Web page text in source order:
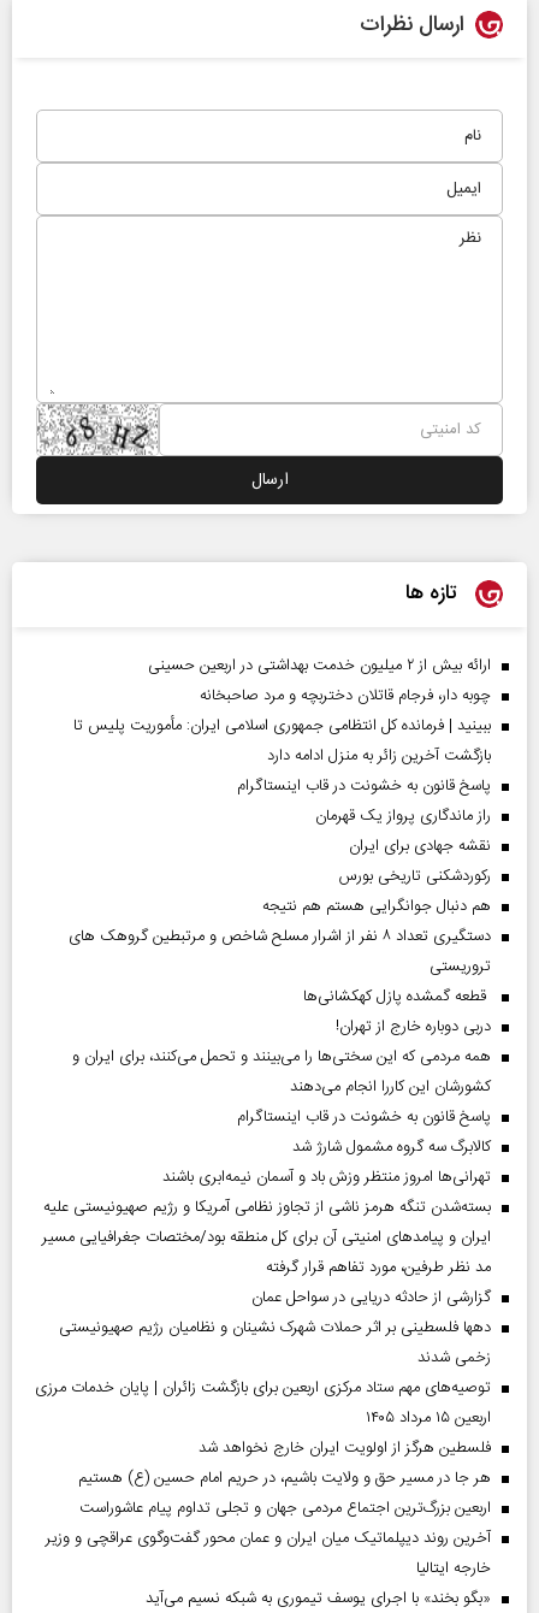
ارسال نظرات
تازه ها
ارائه بیش از ۲ میلیون خدمت بهداشتی در اربعین حسینی
چوبه دار، فرجام قاتلان دختربچه و مرد صاحبخانه
ببینید | فرمانده کل انتظامی جمهوری اسلامی ایران­: مأموریت پلیس تا
بازگشت آخرین زائر به منزل ادامه دارد
پاسخ قانون به خشونت در قاب اینستاگرام
راز ماندگاری پرواز یک قهرمان
نقشه جهادی برای ایران
رکوردشکنی تاریخی بورس
هم دنبال جوانگرایی هستم هم نتیجه
دستگیری تعداد ۸ نفر از اشرار مسلح شاخص و مرتبطین گروهک های
تروریستی
قطعه گمشده پازل کهکشانی‌ها
دربی دوباره خارج از تهران!
همه مردمی که این سختی‌ها را می‌بینند و تحمل می‌کنند، برای ایران و
کشورشان این کاررا انجام می‌دهند
پاسخ قانون به خشونت در قاب اینستاگرام
کالابرگ سه گروه مشمول شارژ شد
تهرانی‌ها امروز منتظر وزش باد و آسمان نیمه‌ابری باشند
بسته‌شدن تنگه هرمز ناشی از تجاوز نظامی آمریکا و رژیم صهیونیستی علیه
ایران و پیامد‌های امنیتی آن برای کل منطقه بود/مختصات جغرافیایی مسیر
مد نظر طرفین، مورد تفاهم قرار گرفته
گزارشی از حادثه دریایی در سواحل عمان
دهها فلسطینی بر اثر حملات شهرک نشینان و نظامیان رژیم صهیونیستی
زخمی شدند
توصیه‌های مهم ستاد مرکزی اربعین برای بازگشت زائران | پایان خدمات مرزی
اربعین ۱۵ مرداد ۱۴۰۵
فلسطین هرگز از اولویت ایران خارج نخواهد شد
هر جا در مسیر حق و ولایت باشیم، در حریم امام حسین (ع) هستیم
اربعین بزرگ‌ترین اجتماع مردمی جهان و تجلی تداوم پیام عاشوراست
آخرین روند دیپلماتیک میان ایران و عمان محور گفت‌وگوی عراقچی و وزیر
خارجه ایتالیا
«بگو بخند» با اجرای یوسف تیموری به شبکه نسیم می‌آید